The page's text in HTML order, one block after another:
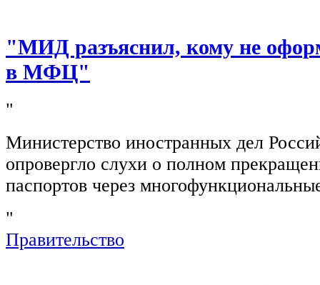
"МИД разъяснил, кому не
в МФЦ"
"
Министерство иностранных дел
опровергло слухи о полном
паспортов через
"
Правительство